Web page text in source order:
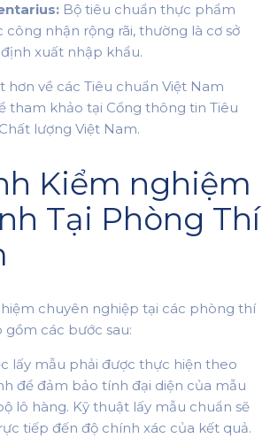
Bộ tiêu chuẩn thực phẩm
công nhận rộng rãi, thường là cơ sở
xuất nhập khẩu.
hơn về các Tiêu chuẩn Việt Nam
tham khảo tại Cổng thông tin Tiêu
lượng Việt Nam.
Kiểm nghiệm
Tại Phòng Thí
chuyên nghiệp tại các phòng thí
các bước sau:
lấy mẫu phải được thực hiện theo
để đảm bảo tính đại diện của mẫu
lô hàng. Kỹ thuật lấy mẫu chuẩn sẽ
tiếp đến độ chính xác của kết quả.